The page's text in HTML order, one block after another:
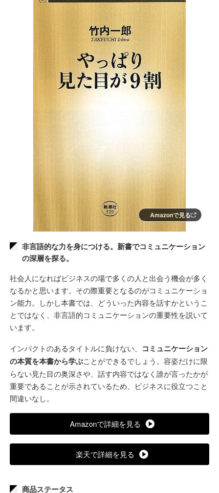
Amazonで見る
非言語的な力を身につける。新書でコミュニケーション
の深層を探る。
社会人になればビジネスの場で多くの人と出会う機会が多く
なるかと思います。その際重要となるのがコミュニケーショ
ン能力。しかし本書では、どういった内容を話すかというこ
とではなく、非言語的コミュニケーションの重要性を説いて
います。
インパクトのあるタイトルに負けない、 コミュニケーション
の本質を本書から学ぶことができるでしょう。容姿だけに限
らない見た目の奥深さや、話す内容ではなく誰が言ったかが
重要であることが示されているため、ビジネスに役立つこと
間違いなし。
Amazonで詳細を見る
楽天で詳細を見る
商品ステータス